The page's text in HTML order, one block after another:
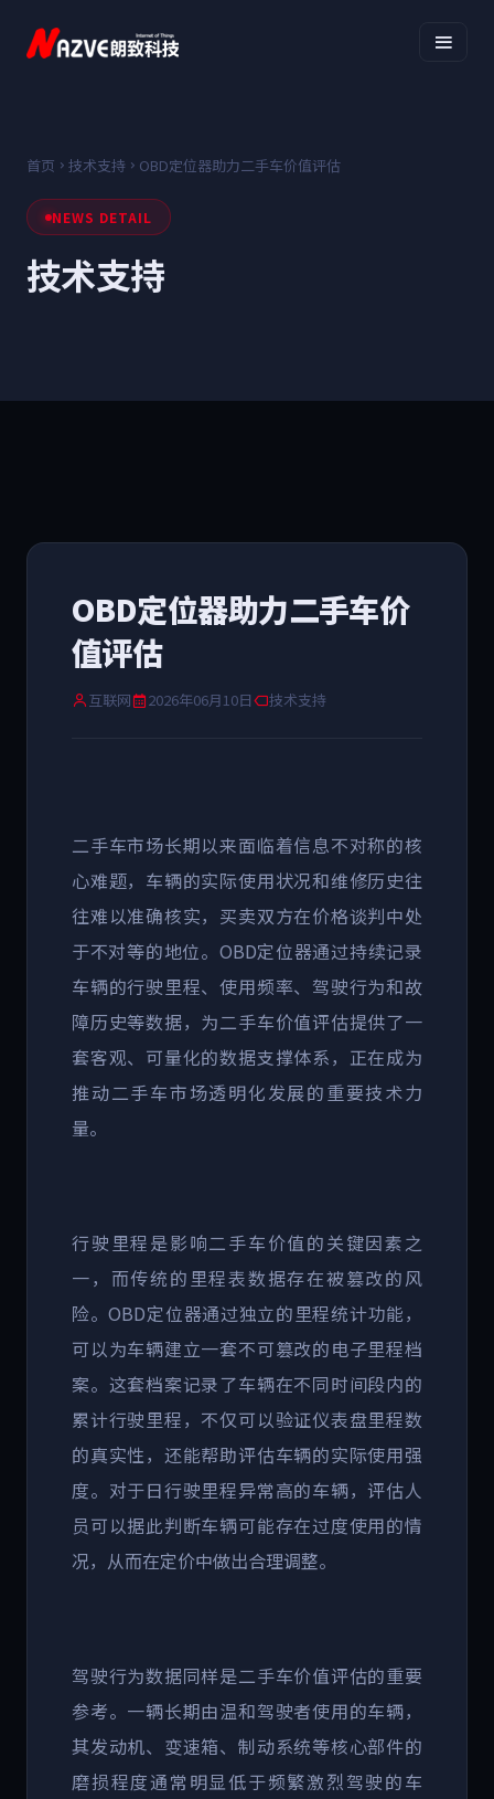
首页 技术支持 OBD定位器助力二手车价值评估
NEWS DETAIL
技术支持
OBD定位器助力二手车价
值评估
互联网 2026年06月10日 技术支持
二手车市场长期以来面临着信息不对称的核
心难题，车辆的实际使用状况和维修历史往
往难以准确核实，买卖双方在价格谈判中处
于不对等的地位。 OBD定位器通过持续记录
车辆的行驶里程、使用频率、驾驶行为和故
障历史等数据，为二手车价值评估提供了一
套客观、可量化的数据支撑体系，正在成为
推动二手车市场透明化发展的重要技术力
量。
行驶里程是影响二手车价值的关键因素之
一，而传统的里程表数据存在被篡改的风
险。OBD定位器通过独立的里程统计功能，
可以为车辆建立一套不可篡改的电子里程档
案。这套档案记录了车辆在不同时间段内的
累计行驶里程，不仅可以验证仪表盘里程数
的真实性，还能帮助评估车辆的实际使用强
度。对于日行驶里程异常高的车辆，评估人
员可以据此判断车辆可能存在过度使用的情
况，从而在定价中做出合理调整。
驾驶行为数据同样是二手车价值评估的重要
参考。一辆长期由温和驾驶者使用的车辆，
其发动机、变速箱、制动系统等核心部件的
磨损程度通常明显低于频繁激烈驾驶的车